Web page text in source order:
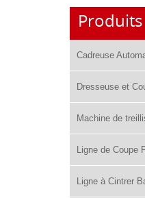
Produits
Cadreuse
Dresseuse et
Machine de
Ligne de Coupe
Ligne à Cintrer